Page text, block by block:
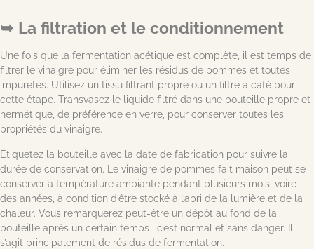
La filtration et le conditionnement
Une fois que la fermentation acétique est complète, il est temps de
filtrer le vinaigre pour éliminer les résidus de pommes et toutes
impuretés. Utilisez un tissu filtrant propre ou un filtre à café pour
cette étape. Transvasez le liquide filtré dans une bouteille propre et
hermétique, de préférence en verre, pour conserver toutes les
propriétés du vinaigre.
Étiquetez la bouteille avec la date de fabrication pour suivre la
durée de conservation. Le vinaigre de pommes fait maison peut se
conserver à température ambiante pendant plusieurs mois, voire
des années, à condition d’être stocké à l’abri de la lumière et de la
chaleur. Vous remarquerez peut-être un dépôt au fond de la
bouteille après un certain temps ; c’est normal et sans danger. Il
s’agit principalement de résidus de fermentation.